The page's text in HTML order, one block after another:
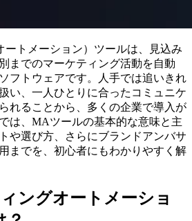
トメーション）ツールは、見込み
までのマーケティング活動を自動
フトウェアです。人手では追いきれ
い、一人ひとりに合ったコミュニケ
れることから、多くの企業で導入が
は、MAツールの基本的な意味と主
や選び方、さらにブランドアンバサ
までを、初心者にもわかりやすく解
ングオートメーショ